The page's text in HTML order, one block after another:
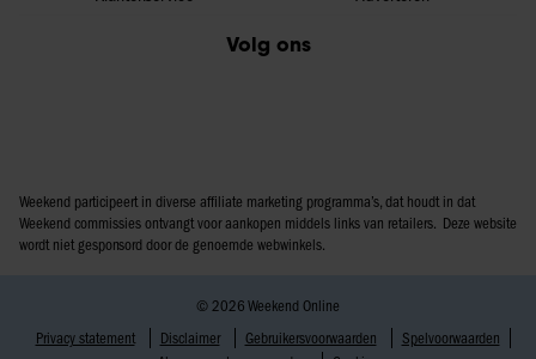
Volg ons
Weekend participeert in diverse affiliate marketing programma’s, dat houdt in dat
Weekend commissies ontvangt voor aankopen middels links van retailers. Deze website
wordt niet gesponsord door de genoemde webwinkels.
© 2026 Weekend Online
Privacy statement
Disclaimer Gebruikersvoorwaarden
Spelvoorwaarden